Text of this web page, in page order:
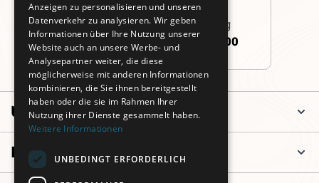
Persönliche Beratung
+49 (0)911 3260 6700
Unternehmen
Informationen
Anzeigen zu personalisieren und unseren
Datenverkehr zu analysieren. Wir geben
Informationen über Ihre Nutzung unserer
Website auch an unsere Werbe- und
Analysepartner weiter, die diese
möglicherweise mit anderen Informationen
kombinieren, die Sie ihnen bereitgestellt
haben oder die sie im Rahmen Ihrer
Nutzung ihrer Dienste gesammelt haben.
Weitere Informationen
UNBEDINGT ERFORDERLICH